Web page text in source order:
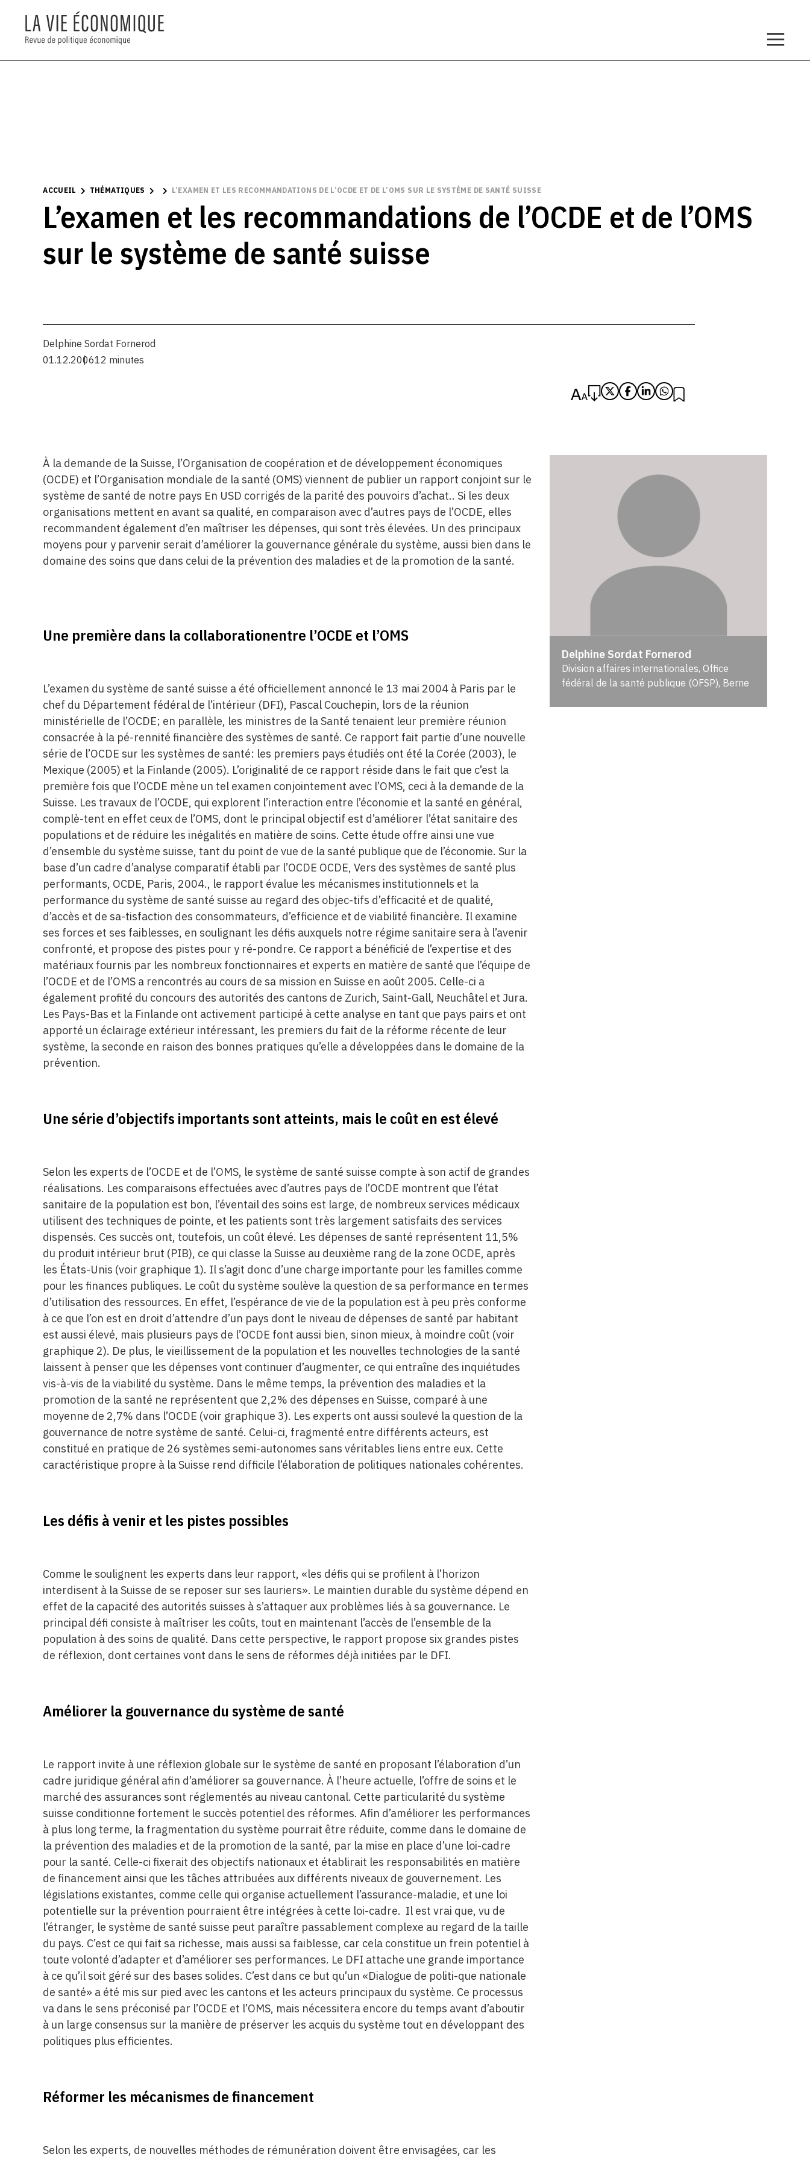
ACCUEIL THÉMATIQUES L’EXAMEN ET LES RECOMMANDATIONS DE L’OCDE ET DE L’OMS SUR LE SYSTÈME DE SANTÉ SUISSE
L’examen et les recommandations de l’OCDE et de l’OMS
sur le système de santé suisse
Delphine Sordat Fornerod
01.12.200612 minutes
À la demande de la Suisse, l’Organisation de coopération et de développement économiques
(OCDE) et l’Organisation mondiale de la santé (OMS) viennent de publier un rapport conjoint sur le
système de santé de notre pays En USD corrigés de la parité des pouvoirs d’achat.. Si les deux
organisations mettent en avant sa qualité, en comparaison avec d’autres pays de l’OCDE, elles
recommandent également d’en maîtriser les dépenses, qui sont très élevées. Un des principaux
moyens pour y parvenir serait d’améliorer la gouvernance générale du système, aussi bien dans le
domaine des soins que dans celui de la prévention des maladies et de la promotion de la santé.
Une première dans la collaborationentre l’OCDE et l’OMS
L’examen du système de santé suisse a été officiellement annoncé le 13 mai 2004 à Paris par le
chef du Département fédéral de l’intérieur (DFI), Pascal Couchepin, lors de la réunion
ministérielle de l’OCDE; en parallèle, les ministres de la Santé tenaient leur première réunion
consacrée à la pé-rennité financière des systèmes de santé. Ce rapport fait partie d’une nouvelle
série de l’OCDE sur les systèmes de santé: les premiers pays étudiés ont été la Corée (2003), le
Mexique (2005) et la Finlande (2005). L’originalité de ce rapport réside dans le fait que c’est la
première fois que l’OCDE mène un tel examen conjointement avec l’OMS, ceci à la demande de la
Suisse. Les travaux de l’OCDE, qui explorent l’interaction entre l’économie et la santé en général,
complè-tent en effet ceux de l’OMS, dont le principal objectif est d’améliorer l’état sanitaire des
populations et de réduire les inégalités en matière de soins. Cette étude offre ainsi une vue
d’ensemble du système suisse, tant du point de vue de la santé publique que de l’économie. Sur la
base d’un cadre d’analyse comparatif établi par l’OCDE OCDE, Vers des systèmes de santé plus
performants, OCDE, Paris, 2004., le rapport évalue les mécanismes institutionnels et la
performance du système de santé suisse au regard des objec-tifs d’efficacité et de qualité,
d’accès et de sa-tisfaction des consommateurs, d’efficience et de viabilité financière. Il examine
ses forces et ses faiblesses, en soulignant les défis auxquels notre régime sanitaire sera à l’avenir
confronté, et propose des pistes pour y ré-pondre. Ce rapport a bénéficié de l’expertise et des
matériaux fournis par les nombreux fonctionnaires et experts en matière de santé que l’équipe de
l’OCDE et de l’OMS a rencontrés au cours de sa mission en Suisse en août 2005. Celle-ci a
également profité du concours des autorités des cantons de Zurich, Saint-Gall, Neuchâtel et Jura.
Les Pays-Bas et la Finlande ont activement participé à cette analyse en tant que pays pairs et ont
apporté un éclairage extérieur intéressant, les premiers du fait de la réforme récente de leur
système, la seconde en raison des bonnes pratiques qu’elle a développées dans le domaine de la
prévention.
Une série d’objectifs importants sont atteints, mais le coût en est élevé
Selon les experts de l’OCDE et de l’OMS, le système de santé suisse compte à son actif de grandes
réalisations. Les comparaisons effectuées avec d’autres pays de l’OCDE montrent que l’état
sanitaire de la population est bon, l’éventail des soins est large, de nombreux services médicaux
utilisent des techniques de pointe, et les patients sont très largement satisfaits des services
dispensés. Ces succès ont, toutefois, un coût élevé. Les dépenses de santé représentent 11,5%
du produit intérieur brut (PIB), ce qui classe la Suisse au deuxième rang de la zone OCDE, après
les États-Unis (voir graphique 1). Il s’agit donc d’une charge importante pour les familles comme
pour les finances publiques. Le coût du système soulève la question de sa performance en termes
d’utilisation des ressources. En effet, l’espérance de vie de la population est à peu près conforme
à ce que l’on est en droit d’attendre d’un pays dont le niveau de dépenses de santé par habitant
est aussi élevé, mais plusieurs pays de l’OCDE font aussi bien, sinon mieux, à moindre coût (voir
graphique 2). De plus, le vieillissement de la population et les nouvelles technologies de la santé
laissent à penser que les dépenses vont continuer d’augmenter, ce qui entraîne des inquiétudes
vis-à-vis de la viabilité du système. Dans le même temps, la prévention des maladies et la
promotion de la santé ne représentent que 2,2% des dépenses en Suisse, comparé à une
moyenne de 2,7% dans l’OCDE (voir graphique 3). Les experts ont aussi soulevé la question de la
gouvernance de notre système de santé. Celui-ci, fragmenté entre différents acteurs, est
constitué en pratique de 26 systèmes semi-autonomes sans véritables liens entre eux. Cette
caractéristique propre à la Suisse rend difficile l’élaboration de politiques nationales cohérentes.
Les défis à venir et les pistes possibles
Comme le soulignent les experts dans leur rapport, «les défis qui se profilent à l’horizon
interdisent à la Suisse de se reposer sur ses lauriers». Le maintien durable du système dépend en
effet de la capacité des autorités suisses à s’attaquer aux problèmes liés à sa gouvernance. Le
principal défi consiste à maîtriser les coûts, tout en maintenant l’accès de l’ensemble de la
population à des soins de qualité. Dans cette perspective, le rapport propose six grandes pistes
de réflexion, dont certaines vont dans le sens de réformes déjà initiées par le DFI.
Améliorer la gouvernance du système de santé
Le rapport invite à une réflexion globale sur le système de santé en proposant l’élaboration d’un
cadre juridique général afin d’améliorer sa gouvernance. À l’heure actuelle, l’offre de soins et le
marché des assurances sont réglementés au niveau cantonal. Cette particularité du système
suisse conditionne fortement le succès potentiel des réformes. Afin d’améliorer les performances
à plus long terme, la fragmentation du système pourrait être réduite, comme dans le domaine de
la prévention des maladies et de la promotion de la santé, par la mise en place d’une loi-cadre
pour la santé. Celle-ci fixerait des objectifs nationaux et établirait les responsabilités en matière
de financement ainsi que les tâches attribuées aux différents niveaux de gouvernement. Les
législations existantes, comme celle qui organise actuellement l’assurance-maladie, et une loi
potentielle sur la prévention pourraient être intégrées à cette loi-cadre. Il est vrai que, vu de
l’étranger, le système de santé suisse peut paraître passablement complexe au regard de la taille
du pays. C’est ce qui fait sa richesse, mais aussi sa faiblesse, car cela constitue un frein potentiel à
toute volonté d’adapter et d’améliorer ses performances. Le DFI attache une grande importance
à ce qu’il soit géré sur des bases solides. C’est dans ce but qu’un «Dialogue de politi-que nationale
de santé» a été mis sur pied avec les cantons et les acteurs principaux du système. Ce processus
va dans le sens préconisé par l’OCDE et l’OMS, mais nécessitera encore du temps avant d’aboutir
à un large consensus sur la manière de préserver les acquis du système tout en développant des
politiques plus efficientes.
Réformer les mécanismes de financement
Selon les experts, de nouvelles méthodes de rémunération doivent être envisagées, car les
Delphine Sordat Fornerod
Division affaires internationales, Office
fédéral de la santé publique (OFSP), Berne